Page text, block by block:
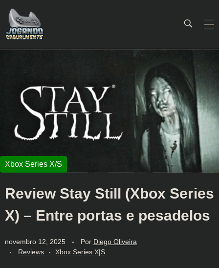
Review Stay Still (Xbox Series
X) – Entre portas e pesadelos
novembro 12, 2025 Por Diego Oliveira
Reviews
Xbox Series X|S